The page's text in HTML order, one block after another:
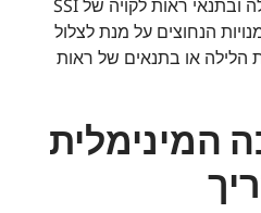
תכנית ההתמחות לצלילה בלילה ובתנאי ראות לקויה של SSI
הנחוצים על מנת לצלול
הלילה או בתנאים של ראות
המינימלית